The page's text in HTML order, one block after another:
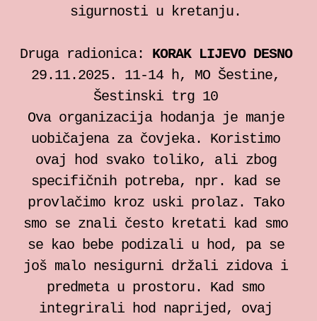
sigurnosti u kretanju.
Druga radionica:
KORAK LIJEVO DESNO
29.11.2025. 11-14 h, MO Šestine,
Šestinski trg 10
Ova organizacija hodanja je manje
uobičajena za čovjeka. Koristimo
ovaj hod svako toliko, ali zbog
specifičnih potreba, npr. kad se
provlačimo kroz uski prolaz. Tako
smo se znali često kretati kad smo
se kao bebe podizali u hod, pa se
još malo nesigurni držali zidova i
predmeta u prostoru. Kad smo
integrirali hod naprijed, ovaj